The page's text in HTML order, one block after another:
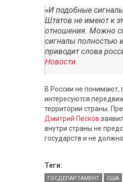
«И подобные
Штатов не имеют к
отношения. Можно
сигналы полностью
приводит слова
Новости.
В России не понимают,
интересуются
территории страны.
Дмитрий Песков
внутри страны не
государств и не
Теги:
ГОСДЕПАРТАМЕНТ США